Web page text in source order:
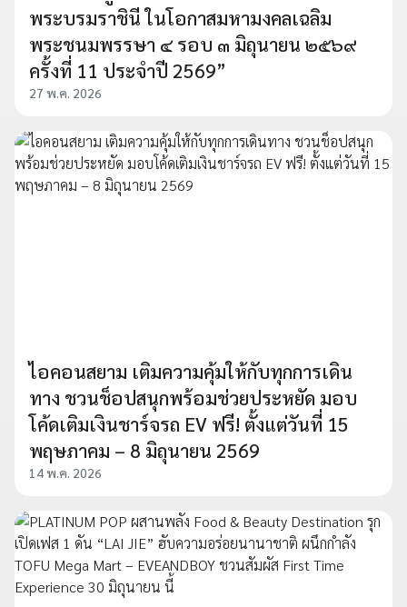
พระบรมราชินี ในโอกาสมหามงคลเฉลิม
พระชนมพรรษา ๔ รอบ ๓ มิถุนายน ๒๕๖๙
ครั้งที่ 11 ประจำปี 2569”
27 พ.ค. 2026
ไอคอนสยาม เติมความคุ้มให้กับทุกการเดิน
ทาง ชวนช็อปสนุกพร้อมช่วยประหยัด มอบ
โค้ดเติมเงินชาร์จรถ EV ฟรี! ตั้งแต่วันที่ 15
พฤษภาคม – 8 มิถุนายน 2569
14 พ.ค. 2026